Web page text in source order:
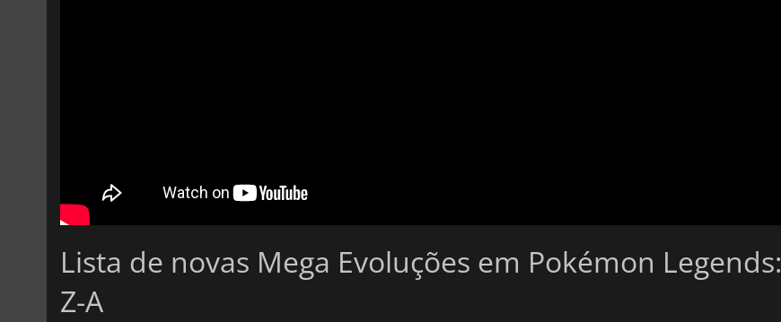
Lista de novas Mega Evoluções em Pokémon Legends:
Z-A